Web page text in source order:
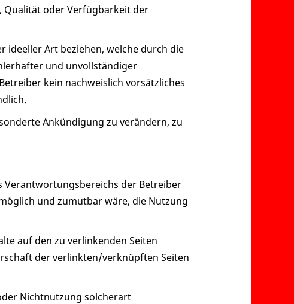
Qualität oder Verfügbarkeit der
ideeller Art beziehen, welche durch die
und unvollständiger
kein nachweislich vorsätzliches
Ankündigung zu verändern, zu
Verantwortungsbereichs der Betreiber
und zumutbar wäre, die Nutzung
auf den zu verlinkenden Seiten
der verlinkten/verknüpften Seiten
Nichtnutzung solcherart